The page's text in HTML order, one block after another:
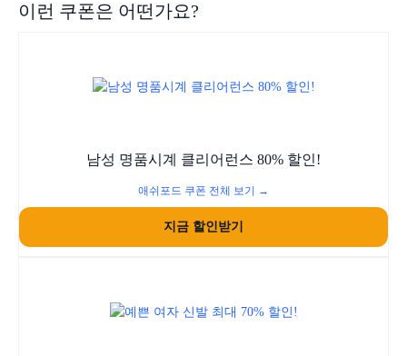
이런 쿠폰은 어떤가요?
남성 명품시계 클리어런스 80% 할인!
애쉬포드 쿠폰 전체 보기 →
지금 할인받기